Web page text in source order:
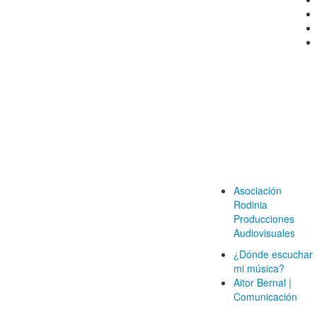
Asociación
Rodinia
Producciones
Audiovisuales
¿Dónde escuchar
mi música?
Aitor Bernal |
Comunicación